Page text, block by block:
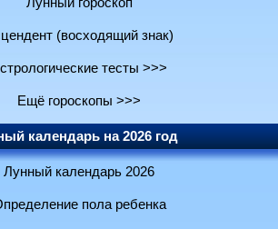
(восходящий знак)
тесты >>>
Ещё гороскопы >>>
календарь на 2026 год
Лунный календарь 2026
пола ребенка